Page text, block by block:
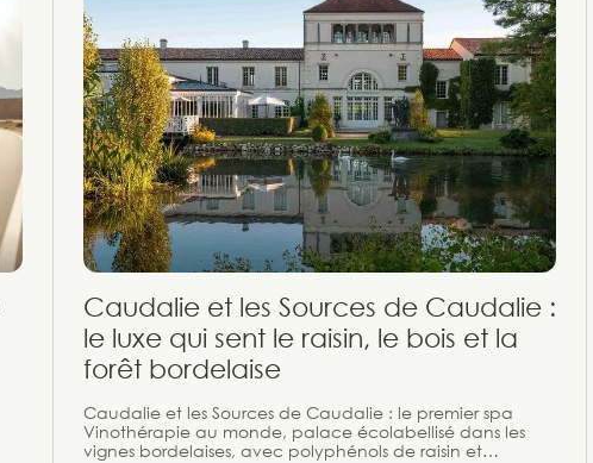
Caudalie et les Sources de Caudalie :
le luxe qui sent le raisin, le bois et la
forêt bordelaise
Caudalie et les Sources de Caudalie : le premier spa
Vinothérapie au monde, palace écolabellisé dans les
vignes bordelaises, avec polyphénols de raisin et